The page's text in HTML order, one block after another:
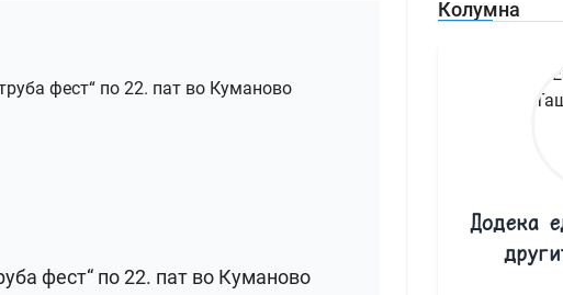
фест“ по 22. пат во Куманово
Колумна
Додека